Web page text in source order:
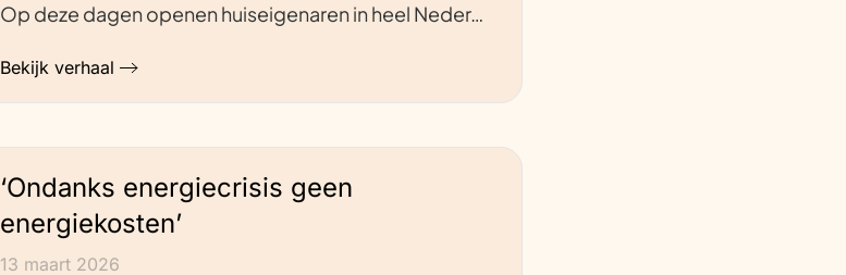
Op deze dagen openen huiseigenaren in heel Neder…
Bekijk verhaal
‘Ondanks energiecrisis geen
energiekosten’
13 maart 2026